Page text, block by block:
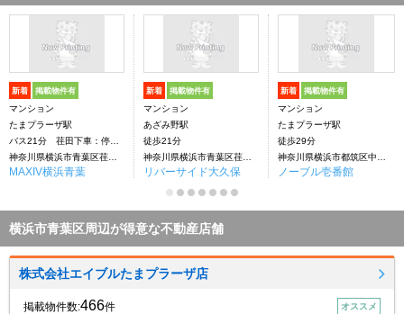
新着 掲載物件有
マンション
たまプラーザ駅
バス21分 荏田下車：停歩2分
MAXIV横浜青葉
新着 掲載物件有
マンション
あざみ野駅
徒歩21分
リバーサイド大久保
新着 掲載物件有
マンション
たまプラーザ駅
徒歩29分
ノーブル壱番館
横浜市青葉区周辺が得意な不動産店舗
株式会社エイブルたまプラーザ店
掲載物件数:466件 オススメ